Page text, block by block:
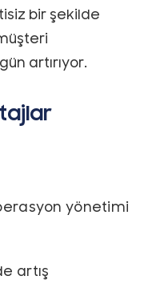
bir şekilde
artırıyor.
yönetimi
artış